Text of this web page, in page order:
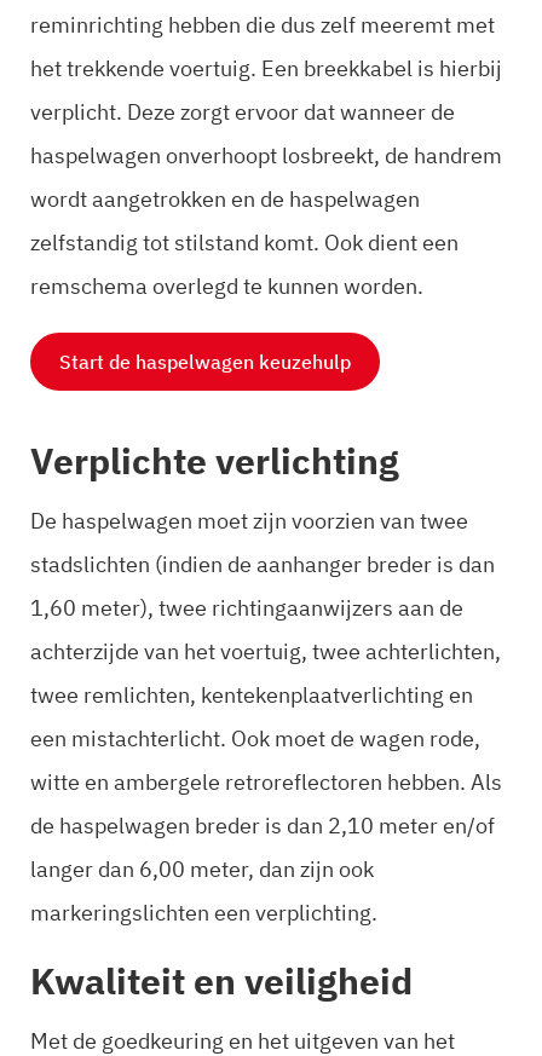
reminrichting hebben die dus zelf meeremt met
het trekkende voertuig. Een breekkabel is hierbij
verplicht. Deze zorgt ervoor dat wanneer de
haspelwagen onverhoopt losbreekt, de handrem
wordt aangetrokken en de haspelwagen
zelfstandig tot stilstand komt. Ook dient een
remschema overlegd te kunnen worden.
Start de haspelwagen keuzehulp
Verplichte verlichting
De haspelwagen moet zijn voorzien van twee
stadslichten (indien de aanhanger breder is dan
1,60 meter), twee richtingaanwijzers aan de
achterzijde van het voertuig, twee achterlichten,
twee remlichten, kentekenplaatverlichting en
een mistachterlicht. Ook moet de wagen rode,
witte en ambergele retroreflectoren hebben. Als
de haspelwagen breder is dan 2,10 meter en/of
langer dan 6,00 meter, dan zijn ook
markeringslichten een verplichting.
Kwaliteit en veiligheid
Met de goedkeuring en het uitgeven van het